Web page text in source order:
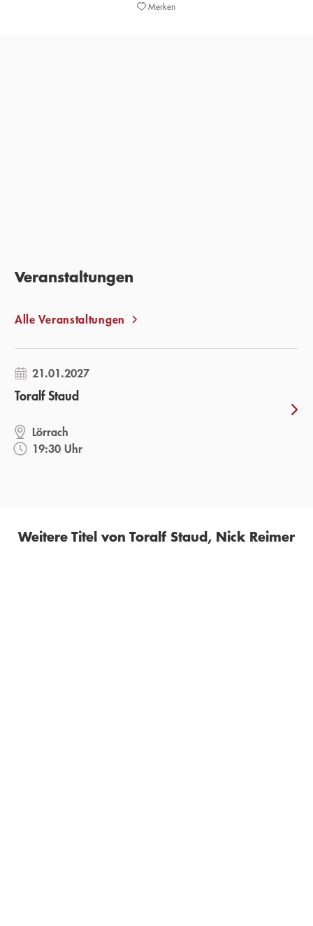
Merken
Veranstaltungen
Alle Veranstaltungen
21.01.2027
Toralf Staud
Lörrach
19:30 Uhr
Weitere Titel von Toralf Staud, Nick Reimer